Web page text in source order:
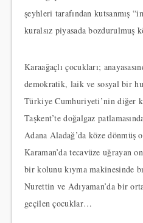
şeyhleri tarafından kutsanmış
kuralsız piyasada bozdurulmuş
Karaağaçlı çocukları;
demokratik, laik ve sosyal bir
Türkiye Cumhuriyeti’nin diğer
Taşkent’te doğalgaz
Adana Aladağ’da köze dönmüş
Karaman’da tecavüze uğrayan
bir kolunu kıyma makinesinde
Nurettin ve Adıyaman’da bir
geçilen çocuklar…